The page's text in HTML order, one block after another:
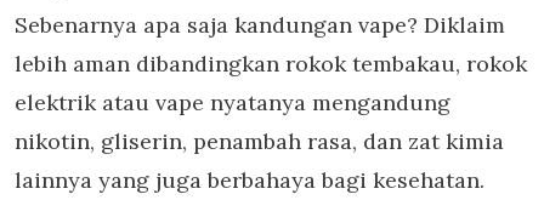
Sebenarnya apa saja kandungan vape? Diklaim
lebih aman dibandingkan rokok tembakau, rokok
elektrik atau vape nyatanya mengandung
nikotin, gliserin, penambah rasa, dan zat kimia
lainnya yang juga berbahaya bagi kesehatan.